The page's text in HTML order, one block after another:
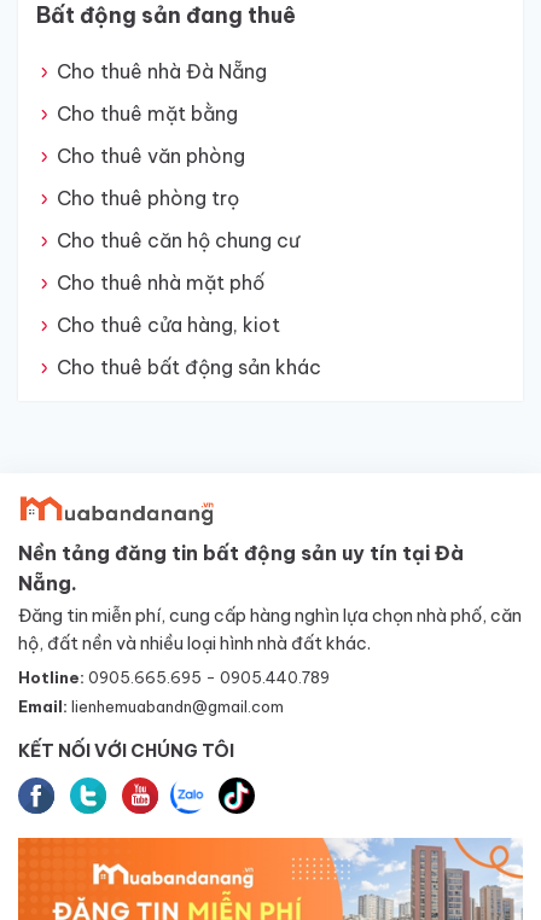
Bất động sản đang thuê
Cho thuê nhà Đà Nẵng
Cho thuê mặt bằng
Cho thuê văn phòng
Cho thuê phòng trọ
Cho thuê căn hộ chung cư
Cho thuê nhà mặt phố
Cho thuê cửa hàng, kiot
Cho thuê bất động sản khác
Nền tảng đăng tin bất động sản uy tín tại Đà
Nẵng.
Đăng tin miễn phí, cung cấp hàng nghìn lựa chọn nhà phố, căn
hộ, đất nền và nhiều loại hình nhà đất khác.
Hotline: 0905.665.695 - 0905.440.789
Email: lienhemuabandn@gmail.com
KẾT NỐI VỚI CHÚNG TÔI